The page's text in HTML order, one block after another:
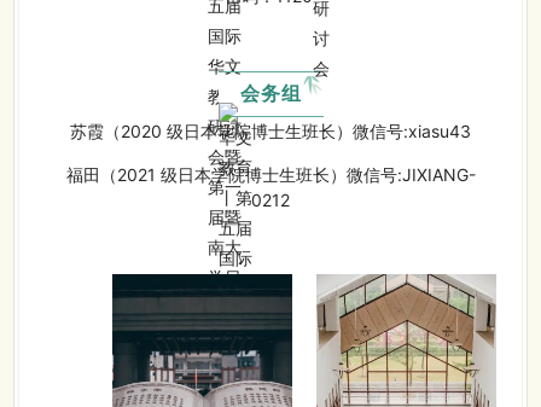
会务组
苏霞（2020 级日本学院博士生班长）微信号:xiasu43
福田（2021 级日本学院博士生班长）微信号:JIXIANG-
0212